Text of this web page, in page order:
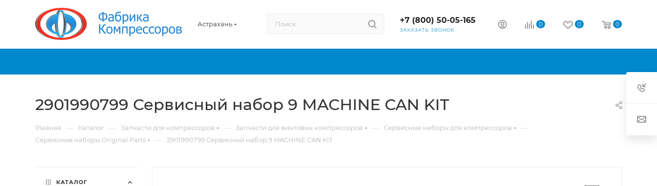
Астрахань +7 (800) 50-05-165
ЗАКАЗАТЬ ЗВОНОК
0 0 0
2901990799 Сервисный набор 9 MACHINE CAN KIT
Главная — Каталог — Запчасти для компрессоров — Запчасти для винтовых компрессоров — Сервисные наборы для компрессоров —
Сервисные наборы Original Parts — 2901990799 Сервисный набор 9 MACHINE CAN KIT
КАТАЛОГ